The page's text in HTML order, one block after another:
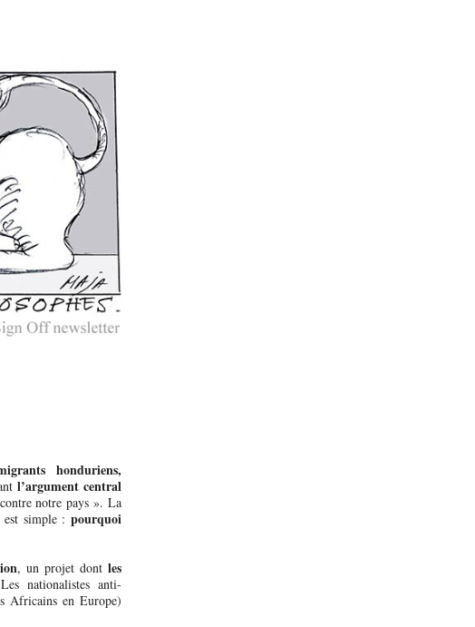
honduriens,
l’argument central
notre pays ». La
est simple : pourquoi
, un projet dontles
nationalistes anti-
Africains en Europe)